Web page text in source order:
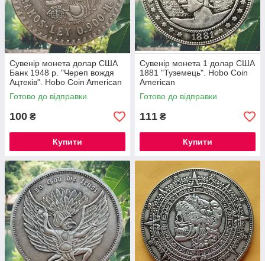
Сувенір монета долар США
Банк 1948 р. "Череп вождя
Ацтеків". Hobo Coin American
Morgan
Готово до відправки
100 ₴
Купити
Сувенір монета 1 долар США
1881 "Туземець". Hobo Coin
American
Готово до відправки
111 ₴
Купити